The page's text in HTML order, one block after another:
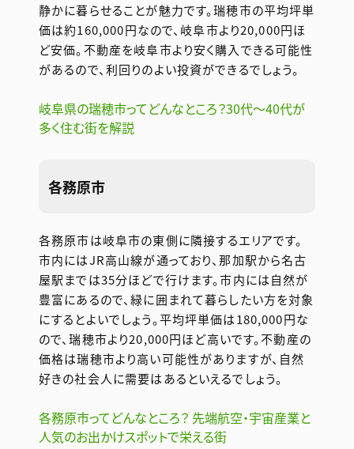
静かに暮らせることが魅力です。瑞穂市の平均坪単
価は約160,000円なので、岐阜市より20,000円ほ
ど安価。不動産を岐阜市より安く購入できる可能性
があるので、利回りのよい投資ができるでしょう。
岐阜県の瑞穂市ってどんなところ？30代〜40代が
多く住む街を解説
各務原市
各務原市は岐阜市の東側に隣接するエリアです。
市内にはJR高山線が通っており、那加駅から名古
屋駅までは35分ほどで行けます。市内には自然が
豊富にあるので、緑に囲まれて暮らしたい方を対象
にするとよいでしょう。平均坪単価は180,000円な
ので、瑞穂市より20,000円ほど高いです。不動産の
価格は瑞穂市より高い可能性がありますが、自然
好きの社会人に需要はあるといえるでしょう。
各務原市ってどんなところ？ 先端航空・宇宙産業と
人気のお出かけスポットで栄える街